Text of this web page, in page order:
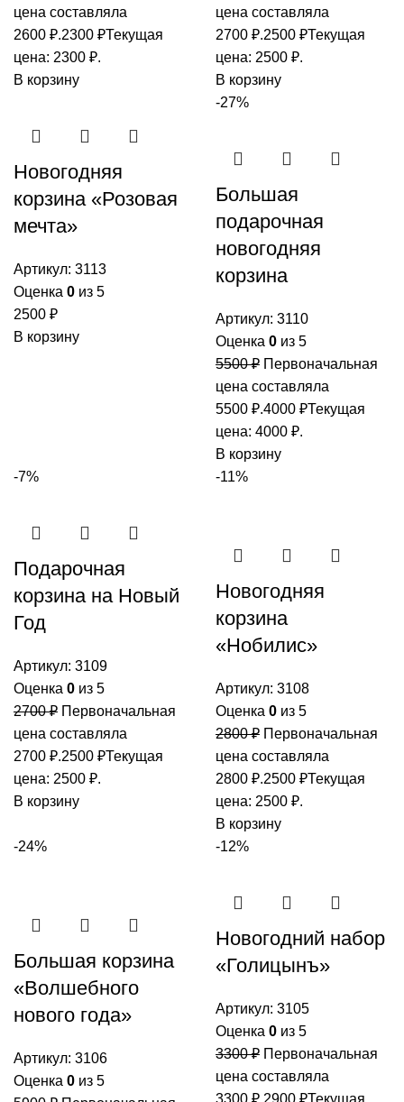
цена составляла
2600 ₽.2300 ₽Текущая
цена: 2300 ₽.
В корзину
цена составляла
2700 ₽.2500 ₽Текущая
цена: 2500 ₽.
В корзину
Новогодняя
корзина «Розовая
мечта»
Артикул: 3113
Оценка 0 из 5
2500 ₽
В корзину
-27%
Большая
подарочная
новогодняя
корзина
Артикул: 3110
Оценка 0 из 5
5500₽ Первоначальная
цена составляла
5500 ₽.4000 ₽Текущая
цена: 4000 ₽.
В корзину
-7%
Подарочная
корзина на Новый
Год
Артикул: 3109
Оценка 0 из 5
2700₽ Первоначальная
цена составляла
2700 ₽.2500 ₽Текущая
цена: 2500 ₽.
В корзину
-11%
Новогодняя
корзина
«Нобилис»
Артикул: 3108
Оценка 0 из 5
2800₽ Первоначальная
цена составляла
2800 ₽.2500 ₽Текущая
цена: 2500 ₽.
В корзину
-24%
Большая корзина
«Волшебного
нового года»
Артикул: 3106
Оценка 0 из 5
-12%
Новогодний набор
«Голицынъ»
Артикул: 3105
Оценка 0 из 5
3300₽ Первоначальная
цена составляла
3300 ₽. 2900 ₽Текущая